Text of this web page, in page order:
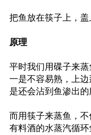
把鱼放在筷子上，盖
原理
平时我们用碟子来
一是不容易熟，上
是还会沾到鱼渗出的
而用筷子来蒸鱼，
有料酒的水蒸汽循